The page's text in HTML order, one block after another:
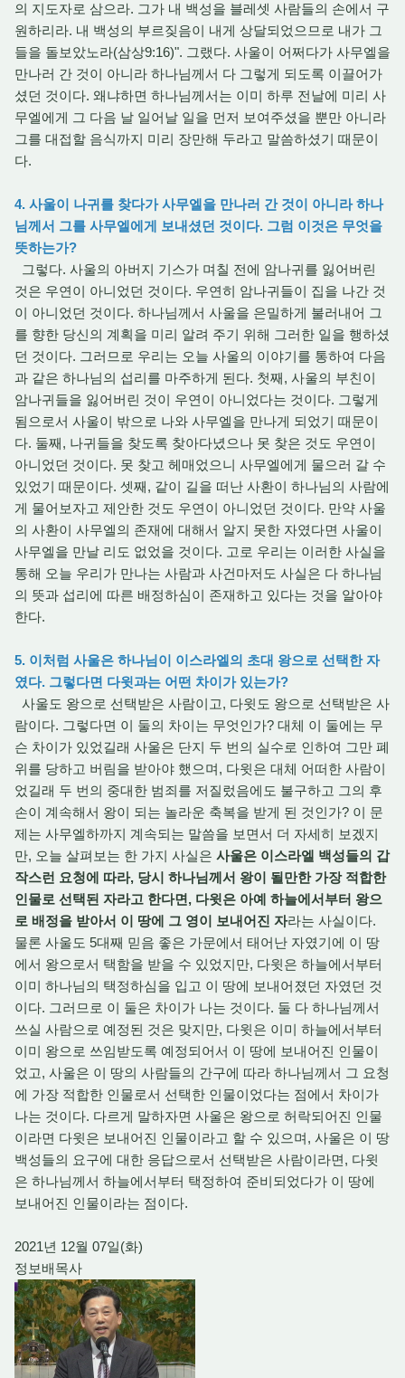
의 지도자로 삼으라. 그가 내 백성을 블레셋 사람들의 손에서 구
원하리라. 내 백성의 부르짖음이 내게 상달되었으므로 내가 그
들을 돌보았노라(삼상9:16)". 그랬다. 사울이 어쩌다가 사무엘을
만나러 간 것이 아니라 하나님께서 다 그렇게 되도록 이끌어가
셨던 것이다. 왜냐하면 하나님께서는 이미 하루 전날에 미리 사
무엘에게 그 다음 날 일어날 일을 먼저 보여주셨을 뿐만 아니라
그를 대접할 음식까지 미리 장만해 두라고 말씀하셨기 때문이
다.
4. 사울이 나귀를 찾다가 사무엘을 만나러 간 것이 아니라 하나
님께서 그를 사무엘에게 보내셨던 것이다. 그럼 이것은 무엇을
뜻하는가?
그렇다. 사울의 아버지 기스가 며칠 전에 암나귀를 잃어버린
것은 우연이 아니었던 것이다. 우연히 암나귀들이 집을 나간 것
이 아니었던 것이다. 하나님께서 사울을 은밀하게 불러내어 그
를 향한 당신의 계획을 미리 알려 주기 위해 그러한 일을 행하셨
던 것이다. 그러므로 우리는 오늘 사울의 이야기를 통하여 다음
과 같은 하나님의 섭리를 마주하게 된다. 첫째, 사울의 부친이
암나귀들을 잃어버린 것이 우연이 아니었다는 것이다. 그렇게
됨으로서 사울이 밖으로 나와 사무엘을 만나게 되었기 때문이
다. 둘째, 나귀들을 찾도록 찾아다녔으나 못 찾은 것도 우연이
아니었던 것이다. 못 찾고 헤매었으니 사무엘에게 물으러 갈 수
있었기 때문이다. 셋째, 같이 길을 떠난 사환이 하나님의 사람에
게 물어보자고 제안한 것도 우연이 아니었던 것이다. 만약 사울
의 사환이 사무엘의 존재에 대해서 알지 못한 자였다면 사울이
사무엘을 만날 리도 없었을 것이다. 고로 우리는 이러한 사실을
통해 오늘 우리가 만나는 사람과 사건마저도 사실은 다 하나님
의 뜻과 섭리에 따른 배정하심이 존재하고 있다는 것을 알아야
한다.
5. 이처럼 사울은 하나님이 이스라엘의 초대 왕으로 선택한 자
였다. 그렇다면 다윗과는 어떤 차이가 있는가?
사울도 왕으로 선택받은 사람이고, 다윗도 왕으로 선택받은 사
람이다. 그렇다면 이 둘의 차이는 무엇인가? 대체 이 둘에는 무
슨 차이가 있었길래 사울은 단지 두 번의 실수로 인하여 그만 폐
위를 당하고 버림을 받아야 했으며, 다윗은 대체 어떠한 사람이
었길래 두 번의 중대한 범죄를 저질렀음에도 불구하고 그의 후
손이 계속해서 왕이 되는 놀라운 축복을 받게 된 것인가? 이 문
제는 사무엘하까지 계속되는 말씀을 보면서 더 자세히 보겠지
만, 오늘 살펴보는 한 가지 사실은 사울은 이스라엘 백성들의 갑
작스런 요청에 따라, 당시 하나님께서 왕이 될만한 가장 적합한
인물로 선택된 자라고 한다면, 다윗은 아예 하늘에서부터 왕으
로 배정을 받아서 이 땅에 그 영이 보내어진 자라는 사실이다.
물론 사울도 5대째 믿음 좋은 가문에서 태어난 자였기에 이 땅
에서 왕으로서 택함을 받을 수 있었지만, 다윗은 하늘에서부터
이미 하나님의 택정하심을 입고 이 땅에 보내어졌던 자였던 것
이다. 그러므로 이 둘은 차이가 나는 것이다. 둘 다 하나님께서
쓰실 사람으로 예정된 것은 맞지만, 다윗은 이미 하늘에서부터
이미 왕으로 쓰임받도록 예정되어서 이 땅에 보내어진 인물이
었고, 사울은 이 땅의 사람들의 간구에 따라 하나님께서 그 요청
에 가장 적합한 인물로서 선택한 인물이었다는 점에서 차이가
나는 것이다. 다르게 말하자면 사울은 왕으로 허락되어진 인물
이라면 다윗은 보내어진 인물이라고 할 수 있으며, 사울은 이 땅
백성들의 요구에 대한 응답으로서 선택받은 사람이라면, 다윗
은 하나님께서 하늘에서부터 택정하여 준비되었다가 이 땅에
보내어진 인물이라는 점이다.
2021년 12월 07일(화)
정보배목사